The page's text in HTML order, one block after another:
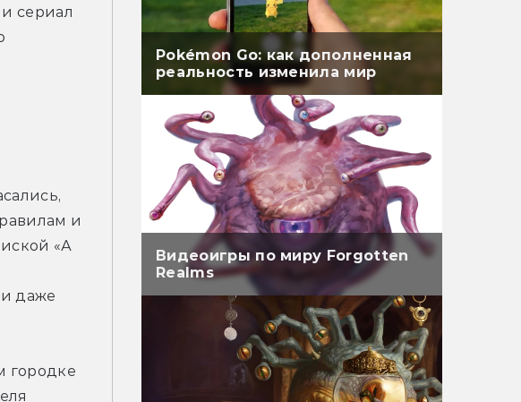
и
«А
даже
городке
Pokémon Go: как дополненная
реальность изменила мир
Видеоигры по миру Forgotten
Realms